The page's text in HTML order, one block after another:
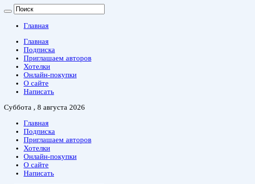
Главная
Главная
Подписка
Приглашаем авторов
Хотелки
Онлайн-покупки
О сайте
Написать
Суббота , 8 августа 2026
Главная
Подписка
Приглашаем авторов
Хотелки
Онлайн-покупки
О сайте
Написать